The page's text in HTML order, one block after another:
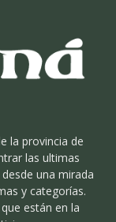
la provincia de
las ultimas
una mirada
y categorías.
están en la